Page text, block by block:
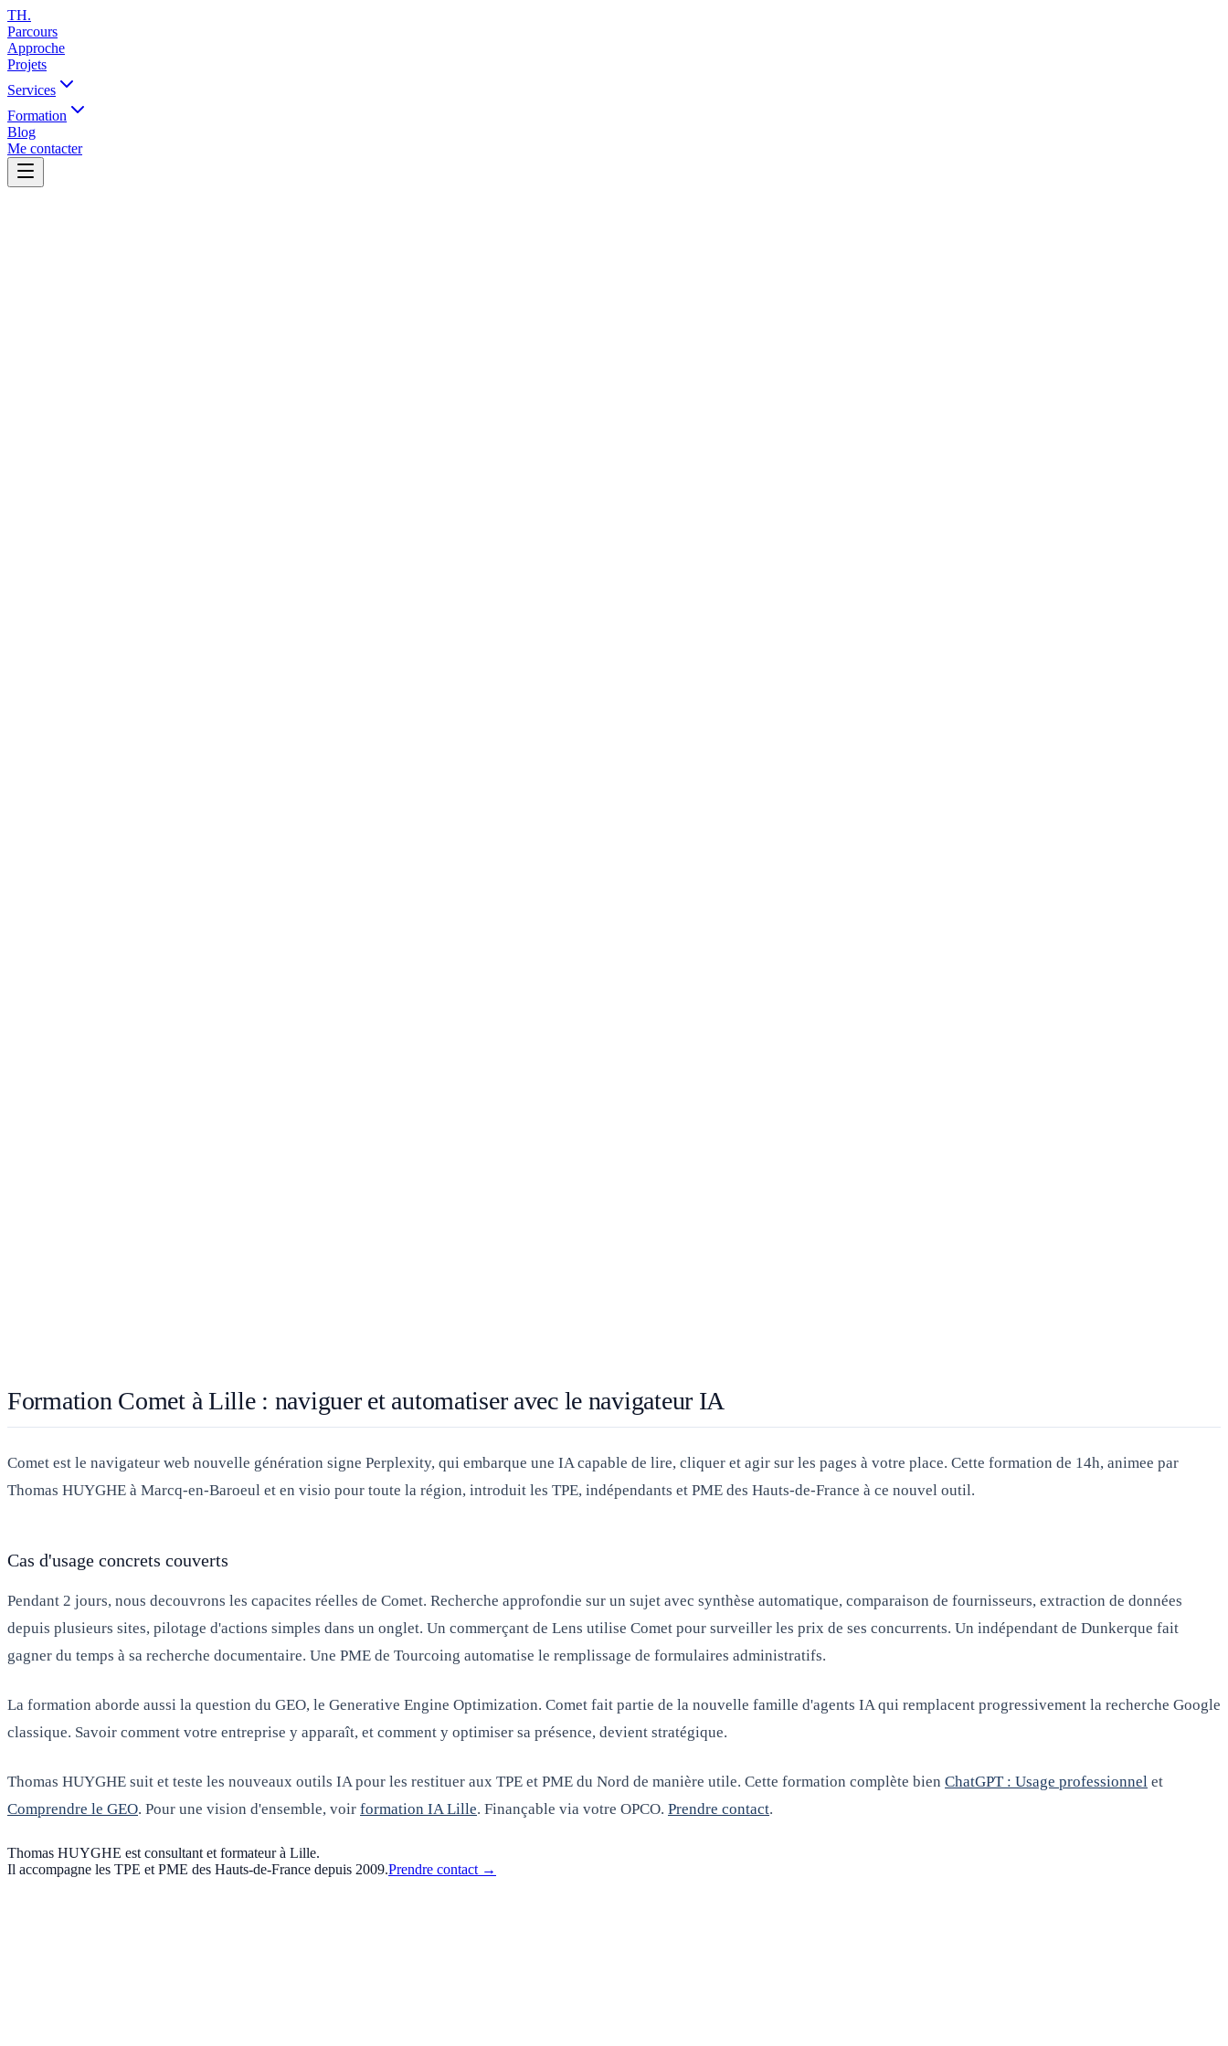
TH.
Parcours
Approche
Projets
Services
Formation
Blog
Me contacter
Formation Comet à Lille : naviguer et automatiser avec le navigateur IA
Comet est le navigateur web nouvelle génération signe Perplexity, qui embarque une IA capable de lire, cliquer et agir sur les pages à votre place. Cette formation de 14h, animee par
Thomas HUYGHE à Marcq-en-Baroeul et en visio pour toute la région, introduit les TPE, indépendants et PME des Hauts-de-France à ce nouvel outil.
Cas d'usage concrets couverts
Pendant 2 jours, nous decouvrons les capacites réelles de Comet. Recherche approfondie sur un sujet avec synthèse automatique, comparaison de fournisseurs, extraction de données
depuis plusieurs sites, pilotage d'actions simples dans un onglet. Un commerçant de Lens utilise Comet pour surveiller les prix de ses concurrents. Un indépendant de Dunkerque fait
gagner du temps à sa recherche documentaire. Une PME de Tourcoing automatise le remplissage de formulaires administratifs.
La formation aborde aussi la question du GEO, le Generative Engine Optimization. Comet fait partie de la nouvelle famille d'agents IA qui remplacent progressivement la recherche Google
classique. Savoir comment votre entreprise y apparaît, et comment y optimiser sa présence, devient stratégique.
Thomas HUYGHE suit et teste les nouveaux outils IA pour les restituer aux TPE et PME du Nord de manière utile. Cette formation complète bien ChatGPT : Usage professionnel et
Comprendre le GEO. Pour une vision d'ensemble, voir formation IA Lille. Finançable via votre OPCO. Prendre contact.
Thomas HUYGHE est consultant et formateur à Lille.
Il accompagne les TPE et PME des Hauts-de-France depuis 2009.Prendre contact →